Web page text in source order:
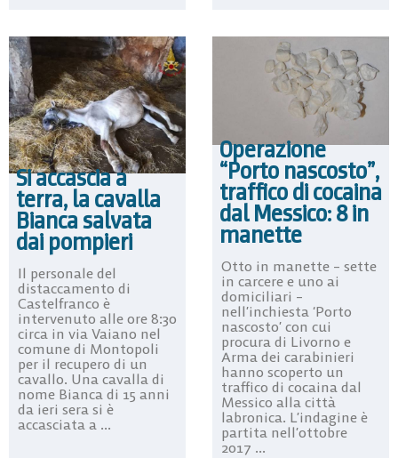
Si accascia a
terra, la cavalla
Bianca salvata
dai pompieri
Il personale del
distaccamento di
Castelfranco è
intervenuto alle ore 8:30
circa in via Vaiano nel
comune di Montopoli
per il recupero di un
cavallo. Una cavalla di
nome Bianca di 15 anni
da ieri sera si è
accasciata a ...
Operazione
“Porto nascosto”,
traffico di cocaina
dal Messico: 8 in
manette
Otto in manette – sette
in carcere e uno ai
domiciliari –
nell’inchiesta ‘Porto
nascosto’ con cui
procura di Livorno e
Arma dei carabinieri
hanno scoperto un
traffico di cocaina dal
Messico alla città
labronica. L’indagine è
partita nell’ottobre
2017 ...